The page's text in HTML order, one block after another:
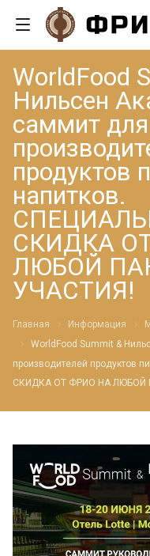
WorldFood
Нильсен
саммит для
продуктов
напитков.
СКИДКА
ЛЮБОЙ
УЧАСТИЯ!
Главная Информация
WorldFood Summit &
производителей продуктов
СКИДКА ОТ ФРИО НА ЛЮБОЙ